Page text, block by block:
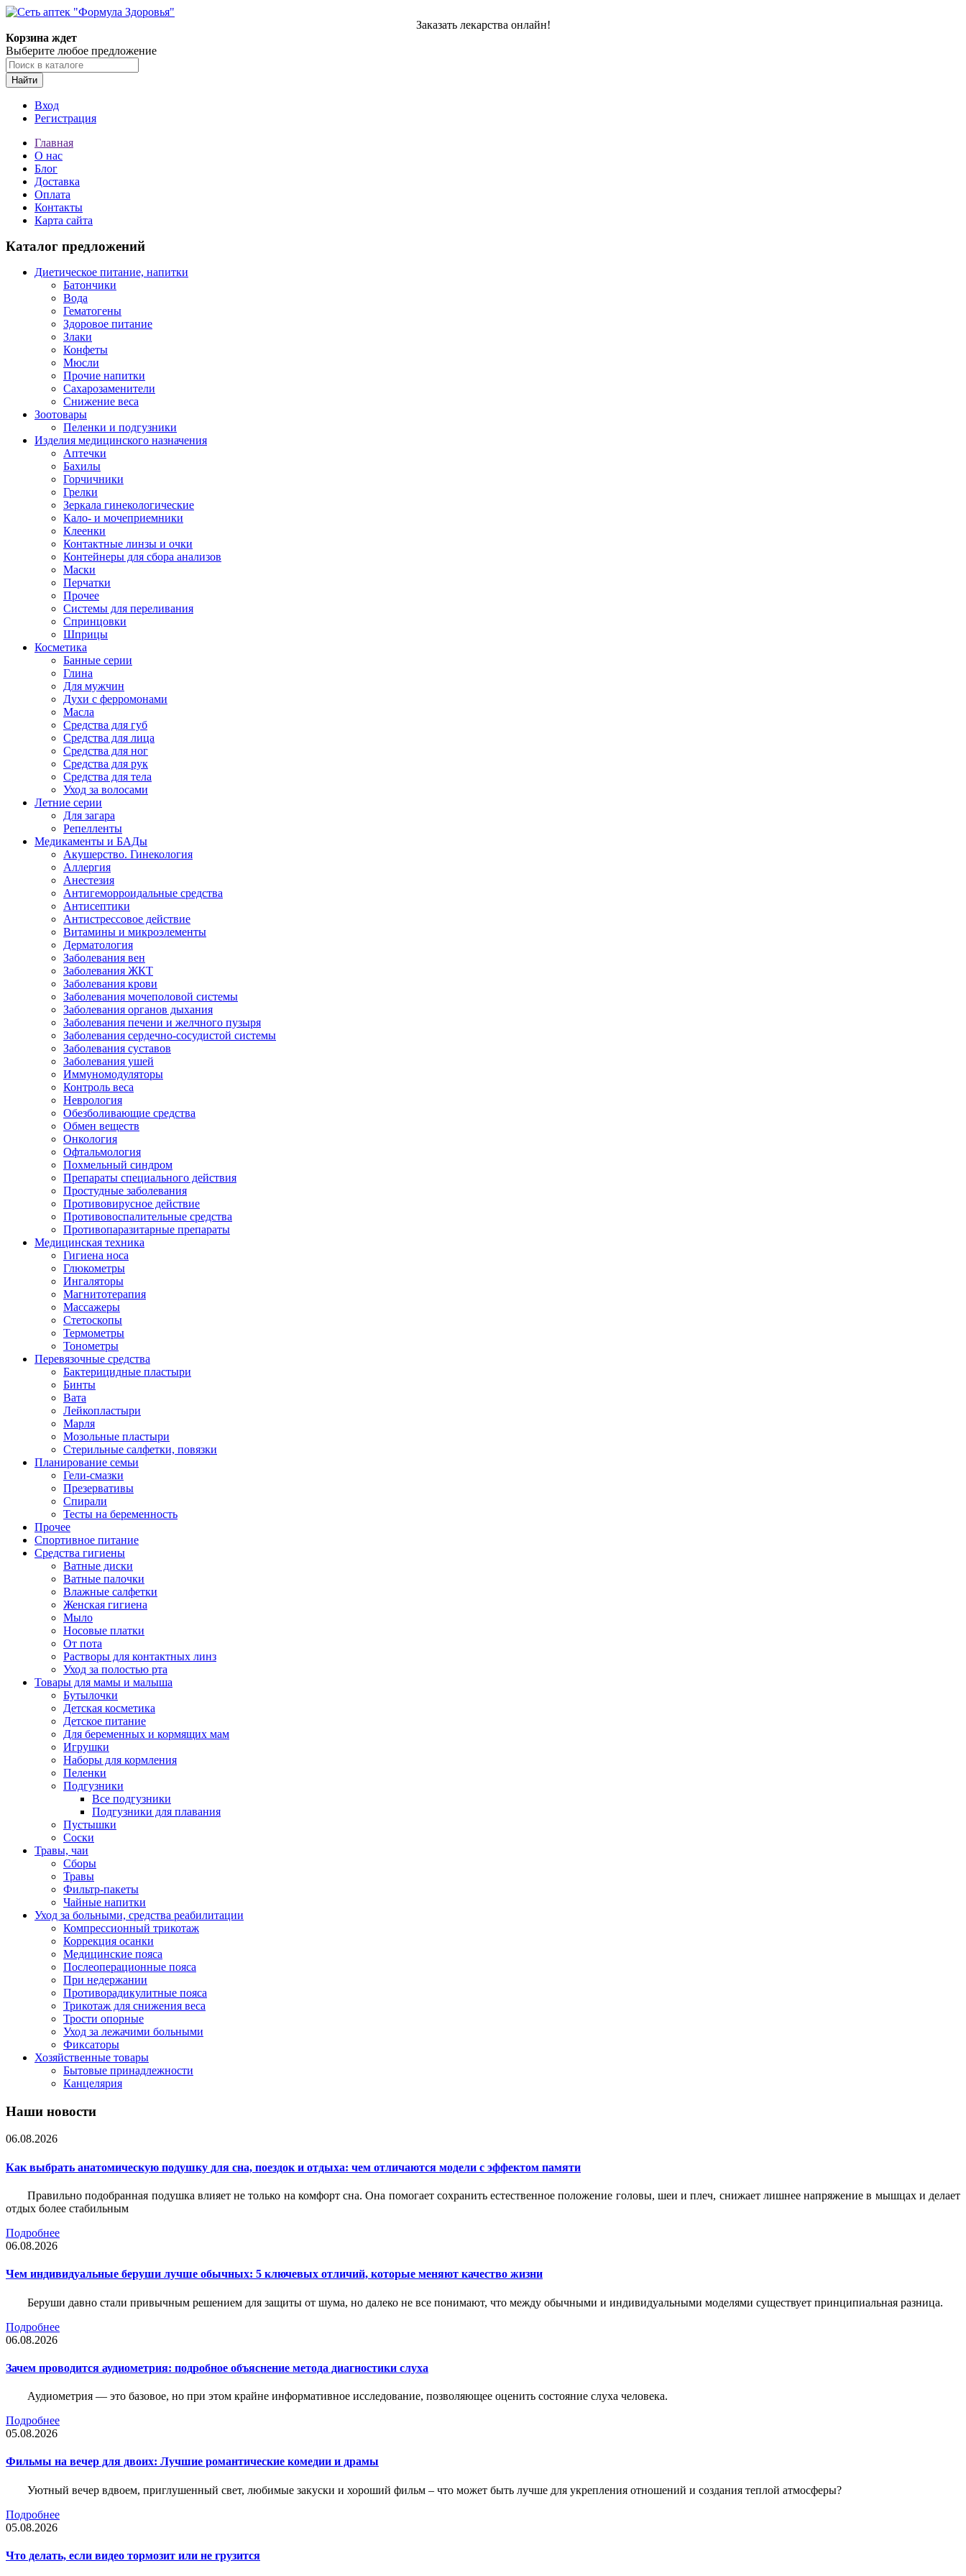
Заказать лекарства онлайн!
Корзина ждет
Выберите любое предложение
Найти
Вход
Регистрация
Главная
О нас
Блог
Доставка
Оплата
Контакты
Карта сайта
Каталог предложений
Диетическое питание, напитки
Батончики
Вода
Гематогены
Здоровое питание
Злаки
Конфеты
Мюсли
Прочие напитки
Сахарозаменители
Снижение веса
Зоотовары
Пеленки и подгузники
Изделия медицинского назначения
Аптечки
Бахилы
Горчичники
Грелки
Зеркала гинекологические
Кало- и мочеприемники
Клеенки
Контактные линзы и очки
Контейнеры для сбора анализов
Маски
Перчатки
Прочее
Системы для переливания
Спринцовки
Шприцы
Косметика
Банные серии
Глина
Для мужчин
Духи с ферромонами
Масла
Средства для губ
Средства для лица
Средства для ног
Средства для рук
Средства для тела
Уход за волосами
Летние серии
Для загара
Репелленты
Медикаменты и БАДы
Акушерство. Гинекология
Аллергия
Анестезия
Антигеморроидальные средства
Антисептики
Антистрессовое действие
Витамины и микроэлементы
Дерматология
Заболевания вен
Заболевания ЖКТ
Заболевания крови
Заболевания мочеполовой системы
Заболевания органов дыхания
Заболевания печени и желчного пузыря
Заболевания сердечно-сосудистой системы
Заболевания суставов
Заболевания ушей
Иммуномодуляторы
Контроль веса
Неврология
Обезболивающие средства
Обмен веществ
Онкология
Офтальмология
Похмельный синдром
Препараты специального действия
Простудные заболевания
Противовирусное действие
Противовоспалительные средства
Противопаразитарные препараты
Медицинская техника
Гигиена носа
Глюкометры
Ингаляторы
Магнитотерапия
Массажеры
Стетоскопы
Термометры
Тонометры
Перевязочные средства
Бактерицидные пластыри
Бинты
Вата
Лейкопластыри
Марля
Мозольные пластыри
Стерильные салфетки, повязки
Планирование семьи
Гели-смазки
Презервативы
Спирали
Тесты на беременность
Прочее
Спортивное питание
Средства гигиены
Ватные диски
Ватные палочки
Влажные салфетки
Женская гигиена
Мыло
Носовые платки
От пота
Растворы для контактных линз
Уход за полостью рта
Товары для мамы и малыша
Бутылочки
Детская косметика
Детское питание
Для беременных и кормящих мам
Игрушки
Наборы для кормления
Пеленки
Подгузники
Все подгузники
Подгузники для плавания
Пустышки
Соски
Травы, чаи
Сборы
Травы
Фильтр-пакеты
Чайные напитки
Уход за больными, средства реабилитации
Компрессионный трикотаж
Коррекция осанки
Медицинские пояса
Послеоперационные пояса
При недержании
Противорадикулитные пояса
Трикотаж для снижения веса
Трости опорные
Уход за лежачими больными
Фиксаторы
Хозяйственные товары
Бытовые принадлежности
Канцелярия
Наши новости
06.08.2026
Как выбрать анатомическую подушку для сна, поездок и отдыха: чем отличаются модели с эффектом памяти
Правильно подобранная подушка влияет не только на комфорт сна. Она помогает сохранить естественное положение головы, шеи и плеч, снижает лишнее напряжение в мышцах и делает
отдых более стабильным
Подробнее
06.08.2026
Чем индивидуальные беруши лучше обычных: 5 ключевых отличий, которые меняют качество жизни
Беруши давно стали привычным решением для защиты от шума, но далеко не все понимают, что между обычными и индивидуальными моделями существует принципиальная разница.
Подробнее
06.08.2026
Зачем проводится аудиометрия: подробное объяснение метода диагностики слуха
Аудиометрия — это базовое, но при этом крайне информативное исследование, позволяющее оценить состояние слуха человека.
Подробнее
05.08.2026
Фильмы на вечер для двоих: Лучшие романтические комедии и драмы
Уютный вечер вдвоем, приглушенный свет, любимые закуски и хороший фильм – что может быть лучше для укрепления отношений и создания теплой атмосферы?
Подробнее
05.08.2026
Что делать, если видео тормозит или не грузится